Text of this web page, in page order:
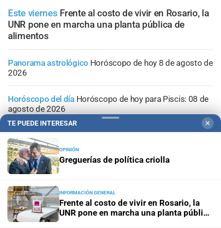
Este viernes Frente al costo de vivir en Rosario, la
UNR pone en marcha una planta pública de
alimentos
Panorama astrológico Horóscopo de hoy 8 de agosto de
2026
Horóscopo del día Horóscopo de hoy para Piscis: 08 de
agosto de 2026
Horóscopo del díaHoróscopo de hoy para Acuario: 08
de agosto de 2026
Horóscopo del día
TE PUEDE INTERESAR ✕
OPINIÓN
Greguerías de política criolla
INFORMACIÓN GENERAL
Frente al costo de vivir en Rosario, la
UNR pone en marcha una planta pública